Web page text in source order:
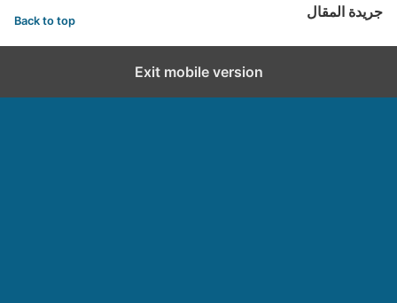
جريدة المقال Back to top
Exit mobile version